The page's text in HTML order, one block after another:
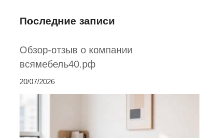
Последние записи
Обзор-отзыв о компании
всямебель40.рф
20/07/2026